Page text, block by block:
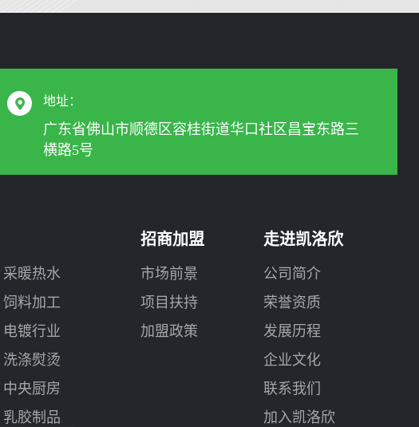
地址：
广东省佛山市顺德区容桂街道华口社区昌宝东路三
横路5号
采暖热水
饲料加工
电镀行业
洗涤熨烫
中央厨房
乳胶制品
招商加盟
市场前景
项目扶持
加盟政策
走进凯洛欣
公司简介
荣誉资质
发展历程
企业文化
联系我们
加入凯洛欣